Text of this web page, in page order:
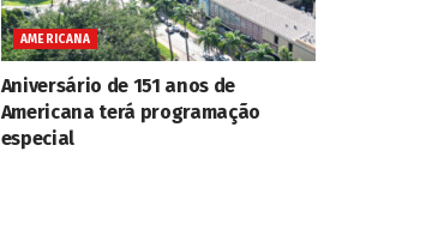
AMERICANA
Aniversário de 151 anos de
Americana terá programação
especial